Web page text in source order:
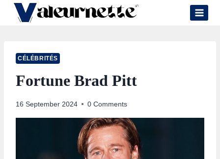
Skip
CÉLÉBRITÉS
Fortune Brad Pitt
16 September 2024 0 Comments